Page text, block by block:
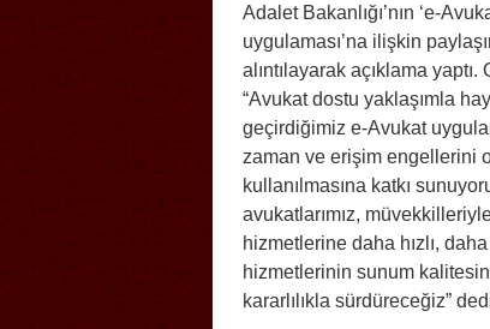
Adalet Bakanlığı’nın ‘e-
uygulaması’na ilişkin
alıntılayarak açıklama yaptı.
“Avukat dostu yaklaşımla
geçirdiğimiz e-Avukat
zaman ve erişim engellerini
kullanılmasına katkı
avukatlarımız,
hizmetlerine daha hızlı,
hizmetlerinin sunum
kararlılıkla sürdüreceğiz”